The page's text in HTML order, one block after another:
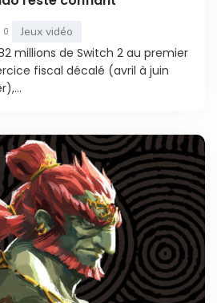
0 Jeux vidéo
millions de Switch 2 au premier
fiscal décalé (avril à juin